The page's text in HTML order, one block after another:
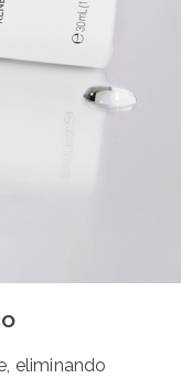
eliminando